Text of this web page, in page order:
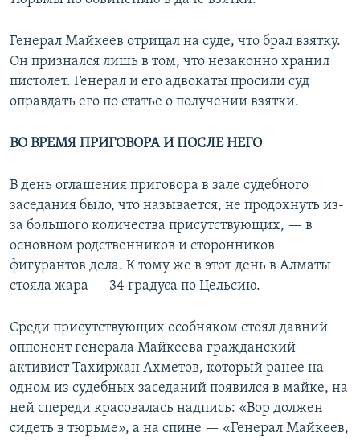
Генерал Майкеев отрицал на суде, что брал взятку.
Он признался лишь в том, что незаконно хранил
пистолет. Генерал и его адвокаты просили суд
оправдать его по статье о получении взятки.
ВО ВРЕМЯ ПРИГОВОРА И ПОСЛЕ НЕГО
В день оглашения приговора в зале судебного
заседания было, что называется, не продохнуть из-
за большого количества присутствующих, — в
основном родственников и сторонников
фигурантов дела. К тому же в этот день в Алматы
стояла жара — 34 градуса по Цельсию.
Среди присутствующих особняком стоял давний
оппонент генерала Майкеева гражданский
активист Тахиржан Ахметов, который ранее на
одном из судебных заседаний появился в майке, на
ней спереди красовалась надпись: «Вор должен
сидеть в тюрьме», а на спине — «Генерал Майкеев,